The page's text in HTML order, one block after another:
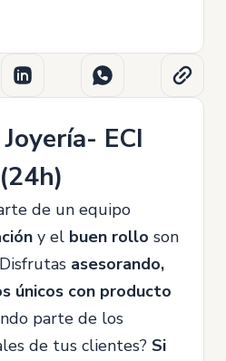
ECI
de un equipo
y el buen rollo son
asesorando,
únicos con producto
parte de los
de tus clientes? Si